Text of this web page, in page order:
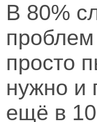
В 80%
просто
нужно и
ещё в